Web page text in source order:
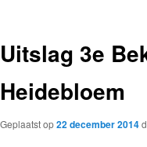
Uitslag 3e
Heidebloem
Geplaatst op22 december 2014